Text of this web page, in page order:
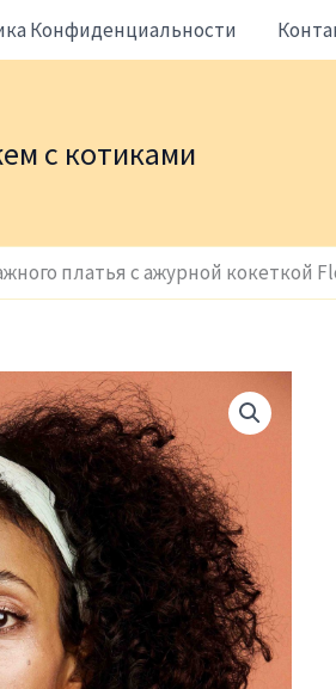
Конфиденциальности
с котиками
платья с ажурной кокеткой